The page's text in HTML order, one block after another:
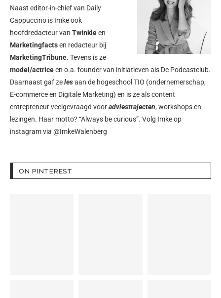
Naast editor-in-chief van Daily
Cappuccino is Imke ook
hoofdredacteur van Twinkleen
Marketingfactsen redacteur bij
MarketingTribune. Tevens is ze
model/actriceen o.a. founder van initiatieven als De Podcastclub.
Daarnaast gaf zelesaan de hogeschool TIO (ondernemerschap,
E-commerce en Digitale Marketing) en is ze als content
entrepreneur veelgevraagd vooradviestrajecten, workshops en
lezingen. Haar motto? “Always be curious”. Volg Imke op
instagram via @ImkeWalenberg
ON PINTEREST